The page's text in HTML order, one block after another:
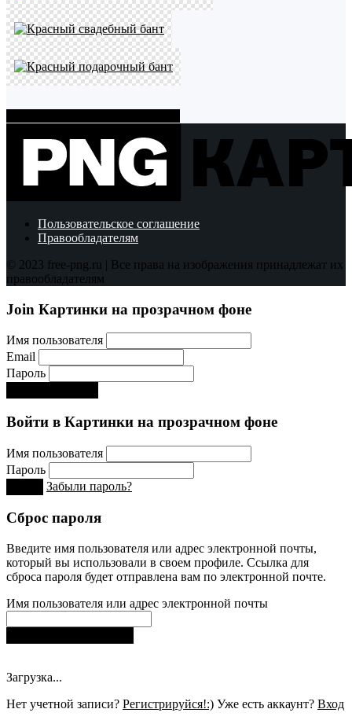
Пользовательское соглашение
Правообладателям
© 2023 free-png.ru | Все права на изображения принадлежат их
правообладателям
Join Картинки на прозрачном фоне
Имя пользователя
Email
Пароль
Войти в Картинки на прозрачном фоне
Имя пользователя
Пароль
Забыли пароль?
Сброс пароля
Введите имя пользователя или адрес электронной почты,
который вы использовали в своем профиле. Ссылка для
сброса пароля будет отправлена ​​вам по электронной почте.
Имя пользователя или адрес электронной почты
Загрузка...
Нет учетной записи? Регистрируйся!:) Уже есть аккаунт? Вход